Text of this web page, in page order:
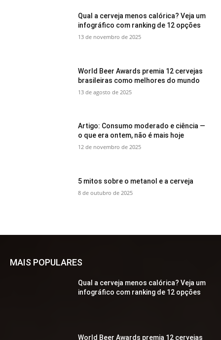
Qual a cerveja menos calórica? Veja um
infográfico com ranking de 12 opções
13 de novembro de 2025
World Beer Awards premia 12 cervejas
brasileiras como melhores do mundo
13 de agosto de 2025
Artigo: Consumo moderado e ciência —
o que era ontem, não é mais hoje
12 de novembro de 2025
5 mitos sobre o metanol e a cerveja
8 de outubro de 2025
MAIS POPULARES
Qual a cerveja menos calórica? Veja um
infográfico com ranking de 12 opções
World Beer Awards premia 12 cervejas